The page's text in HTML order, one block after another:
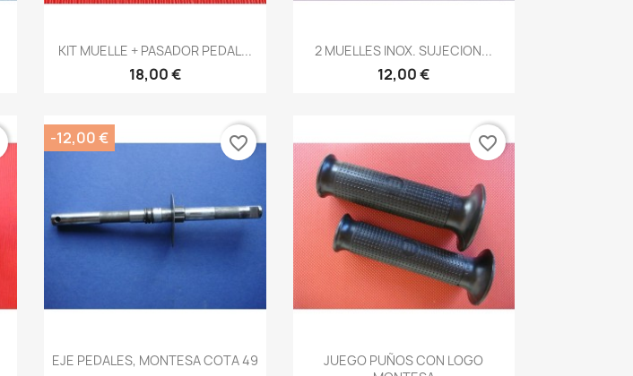
Vista rápida
KIT MUELLE + PASADOR PEDAL...
18,00 €
Vista rápida
2 MUELLES INOX. SUJECION...
12,00 €
Vista rápida
EJE PEDALES, MONTESA COTA 49
-12,00 € favorite_border
Vista rápida
JUEGO PUÑOS CON LOGO
favorite_border